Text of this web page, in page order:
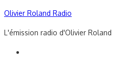
Skip
content
Olivier Roland Radio
L'émission radio d'Olivier Roland